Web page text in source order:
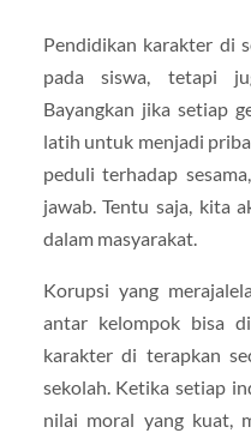
Pendidikan karakter di
pada siswa, tetapi
Bayangkan jika setiap
latih untuk menjadi
peduli terhadap
jawab. Tentu saja, kita
dalam masyarakat.
Korupsi yang
antar kelompok bisa
karakter di terapkan
sekolah. Ketika setiap
nilai moral yang kuat,